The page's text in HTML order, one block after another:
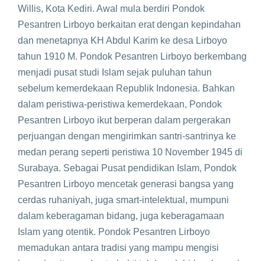
Willis, Kota Kediri. Awal mula berdiri Pondok
Pesantren Lirboyo berkaitan erat dengan kepindahan
dan menetapnya KH Abdul Karim ke desa Lirboyo
tahun 1910 M. Pondok Pesantren Lirboyo berkembang
menjadi pusat studi Islam sejak puluhan tahun
sebelum kemerdekaan Republik Indonesia. Bahkan
dalam peristiwa-peristiwa kemerdekaan, Pondok
Pesantren Lirboyo ikut berperan dalam pergerakan
perjuangan dengan mengirimkan santri-santrinya ke
medan perang seperti peristiwa 10 November 1945 di
Surabaya. Sebagai Pusat pendidikan Islam, Pondok
Pesantren Lirboyo mencetak generasi bangsa yang
cerdas ruhaniyah, juga smart-intelektual, mumpuni
dalam keberagaman bidang, juga keberagamaan
Islam yang otentik. Pondok Pesantren Lirboyo
memadukan antara tradisi yang mampu mengisi